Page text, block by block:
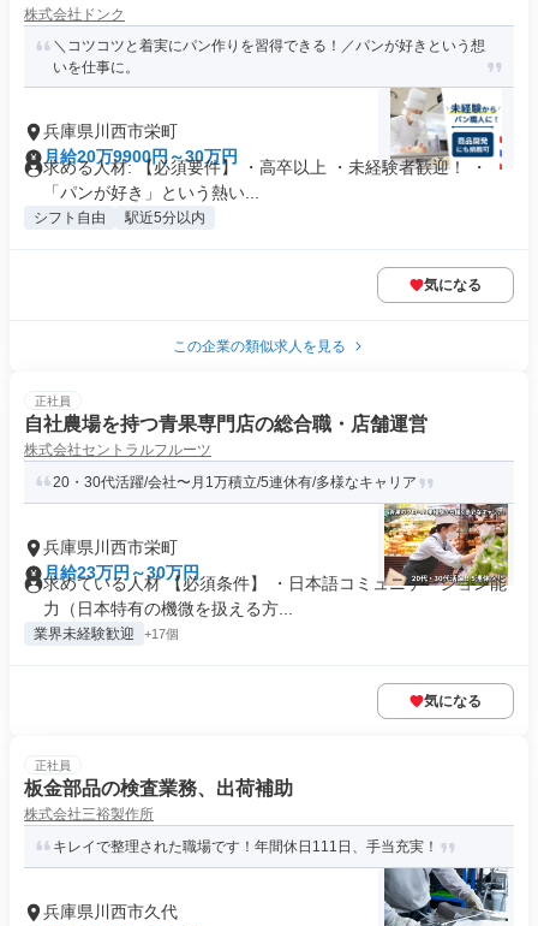
株式会社ドンク
＼コツコツと着実にパン作りを習得できる！／パンが好きという想
いを仕事に。
兵庫県川西市栄町
月給20万9900円～30万円
求める人材: 【必須要件】 ・高卒以上 ・未経験者歓迎！ ・
「パンが好き」という熱い...
シフト自由 駅近5分以内
気になる
この企業の類似求人を見る
正社員
自社農場を持つ青果専門店の総合職・店舗運営
株式会社セントラルフルーツ
20・30代活躍/会社〜月1万積立/5連休有/多様なキャリア
兵庫県川西市栄町
月給23万円～30万円
求めている人材 【必須条件】 ・日本語コミュニケーション能
力（日本特有の機微を扱える方...
業界未経験歓迎 +17個
気になる
正社員
板金部品の検査業務、出荷補助
株式会社三裕製作所
キレイで整理された職場です！年間休日111日、手当充実！
兵庫県川西市久代